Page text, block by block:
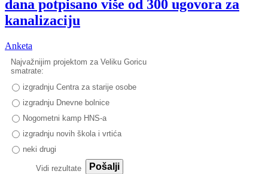
dana potpisano više od 300 ugovora za
kanalizaciju
Anketa
Najvažnijim projektom za Veliku Goricu
smatrate:
izgradnju Centra za starije osobe
izgradnju Dnevne bolnice
Nogometni kamp HNS-a
izgradnju novih škola i vrtića
neki drugi
Vidi rezultate
Pošalji